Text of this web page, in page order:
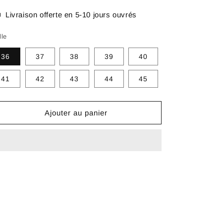
Livraison offerte en 5-10 jours ouvrés
36 37 38 39 40
41 42 43 44 45
Ajouter au panier